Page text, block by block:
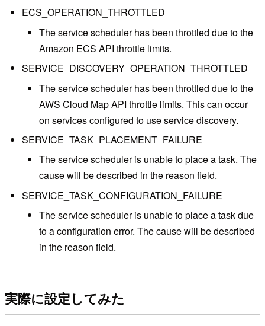
ECS_OPERATION_THROTTLED
The service scheduler has been throttled due to the
Amazon ECS API throttle limits.
SERVICE_DISCOVERY_OPERATION_THROTTLED
The service scheduler has been throttled due to the
AWS Cloud Map API throttle limits. This can occur
on services configured to use service discovery.
SERVICE_TASK_PLACEMENT_FAILURE
The service scheduler is unable to place a task. The
cause will be described in the reason field.
SERVICE_TASK_CONFIGURATION_FAILURE
The service scheduler is unable to place a task due
to a configuration error. The cause will be described
in the reason field.
実際に設定してみた